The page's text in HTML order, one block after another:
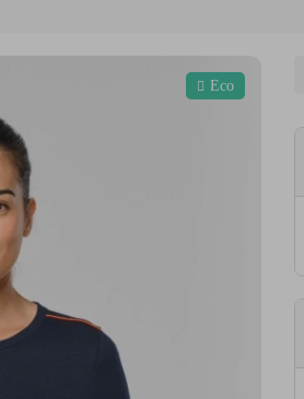
Eco